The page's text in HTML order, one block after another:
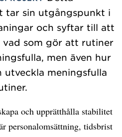
tar sin utgångspunkt i
och syftar till att
vad som gör att rutiner
men även hur
utveckla meningsfulla
och upprätthålla stabilitet
personalomsättning, tidsbrist